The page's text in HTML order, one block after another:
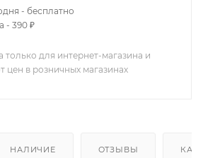
- бесплатно
- 390 ₽
только для интернет-магазина и
цен в розничных магазинах
НАЛИЧИЕ ОТЗЫВЫ КАК